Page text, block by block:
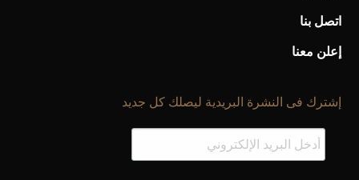
اتصل بنا
إعلن معنا
إشترك فى النشرة البريدية ليصلك كل جديد